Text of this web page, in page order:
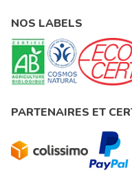
NOS LABELS
PARTENAIRES ET